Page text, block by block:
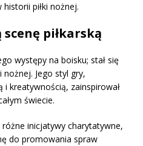
piłki nożnej.
piłkarską
występy na boisku; stał się
nożnej. Jego styl gry,
i kreatywnością, zainspirował
świecie.
inicjatywy charytatywne,
do promowania spraw